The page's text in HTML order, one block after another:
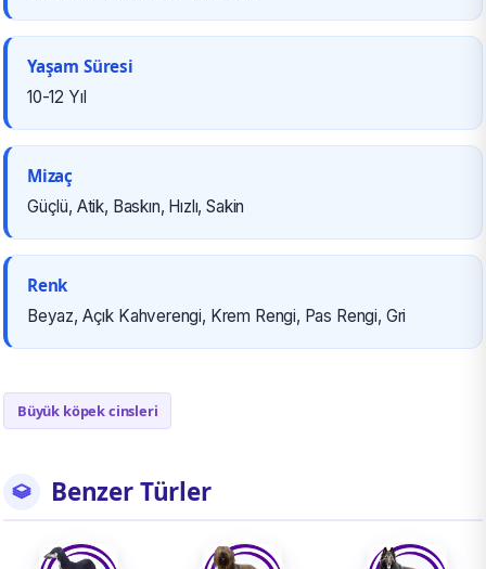
Yaşam Süresi
10-12 Yıl
Mizaç
Güçlü, Atik, Baskın, Hızlı, Sakin
Renk
Beyaz, Açık Kahverengi, Krem Rengi, Pas Rengi, Gri
Büyük köpek cinsleri
Benzer Türler